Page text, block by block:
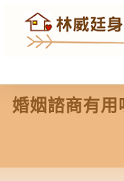
婚姻諮商有